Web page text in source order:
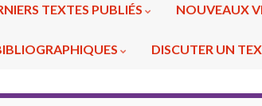
TEXTES PUBLIÉS NOUVEAUX
DISCUTER UN